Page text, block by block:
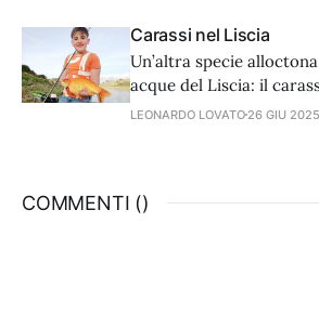
Carassi nel Liscia
Un’altra specie
acque del Liscia: il
variamente colorato ma
LEONARDO LOVATO 26 GIU 2025
COMMENTI ()